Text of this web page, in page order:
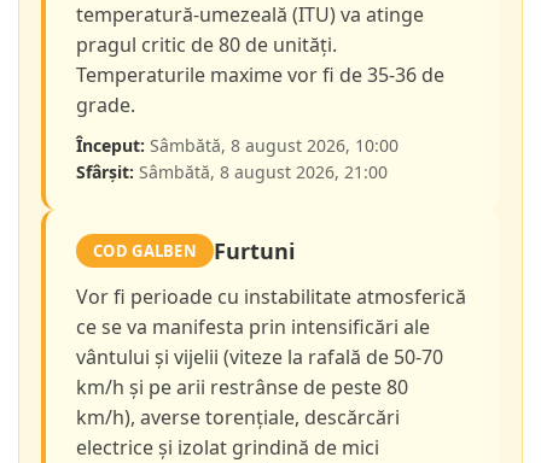
temperatură-umezeală (ITU) va atinge
pragul critic de 80 de unități.
Temperaturile maxime vor fi de 35-36 de
grade.
Început: Sâmbătă, 8 august 2026, 10:00
Sfârșit: Sâmbătă, 8 august 2026, 21:00
COD GALBEN Furtuni
Vor fi perioade cu instabilitate atmosferică
ce se va manifesta prin intensificări ale
vântului și vijelii (viteze la rafală de 50-70
km/h și pe arii restrânse de peste 80
km/h), averse torențiale, descărcări
electrice și izolat grindină de mici